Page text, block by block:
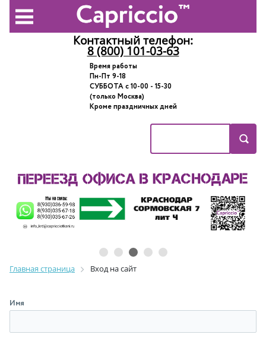
Контактный телефон:
8 (800) 101-03-63
Время работы
Пн-Пт 9-18
СУББОТА с 10-00 - 15-30
(только Москва)
Кроме праздничных дней
Главная страница Вход на сайт
Имя